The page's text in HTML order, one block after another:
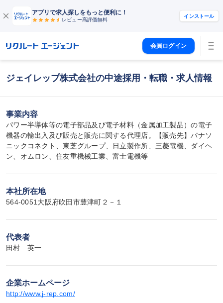
アプリで求人探しをもっと便利に！
レビュー高評価無料
インストール
会員ログイン
ジェイレップ株式会社の中途採用・転職・求人情報
事業内容
パワー半導体等の電子部品及び電子材料（金属加工製品）の電子
機器の輸出入及び販売と販売に関する代理店。【販売先】パナソ
ニックコネクト、東芝グループ、日立製作所、三菱電機、ダイヘ
ン、オムロン、住友重機械工業、富士電機等
本社所在地
564-0051大阪府吹田市豊津町２－１
代表者
田村　英一
企業ホームページ
http://www.j-rep.com/